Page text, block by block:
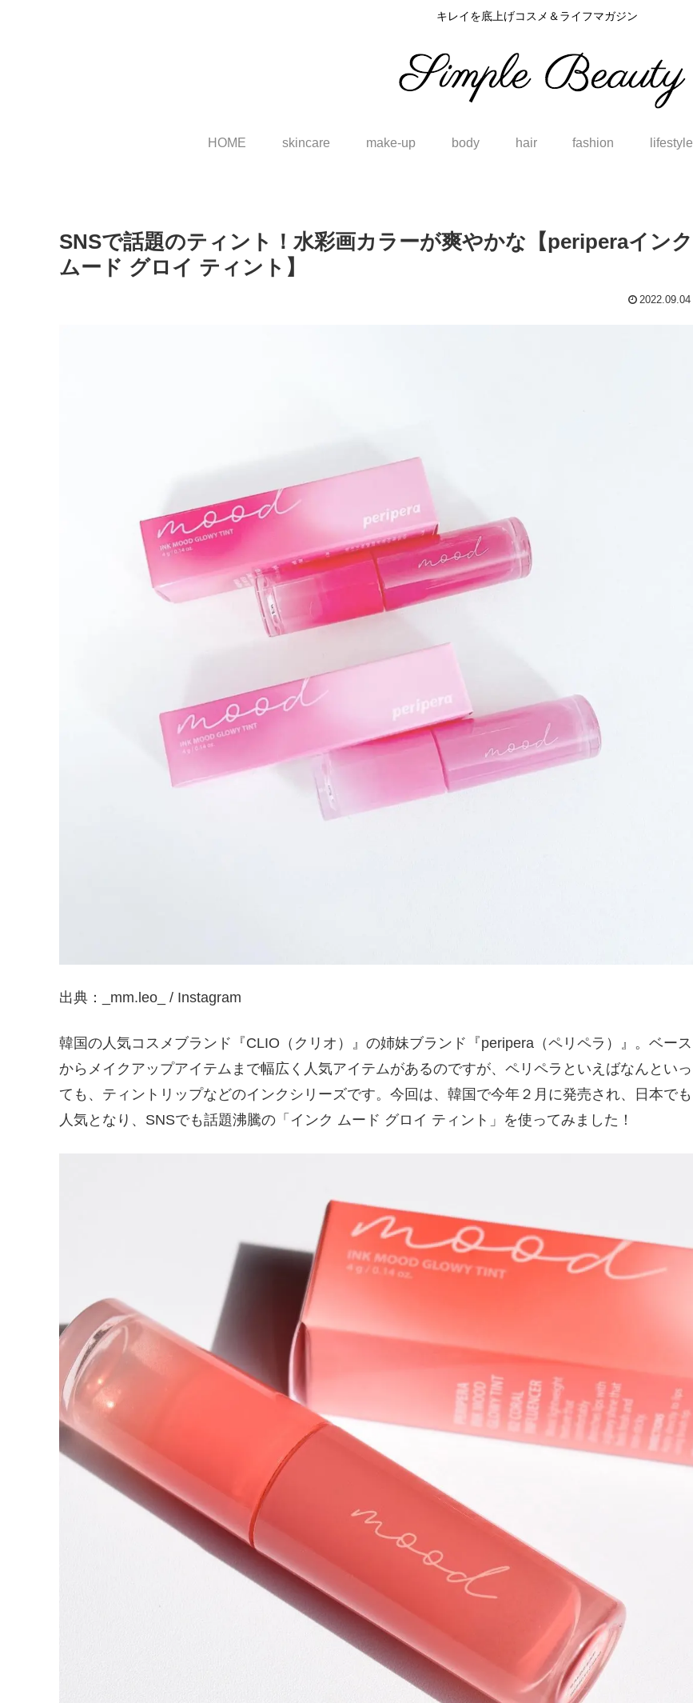
キレイを底上げコスメ＆ライフマガジン
HOME skincare make-up body hair fashion lifestyle
SNSで話題のティント！水彩画カラーが爽やかな【periperaインク
ムード グロイ ティント】
2022.09.04
出典：_mm.leo_ / Instagram
韓国の人気コスメブランド『CLIO（クリオ）』の姉妹ブランド『peripera（ペリペラ）』。ベース
からメイクアップアイテムまで幅広く人気アイテムがあるのですが、ペリペラといえばなんといっ
ても、ティントリップなどのインクシリーズです。今回は、韓国で今年２月に発売され、日本でも
人気となり、SNSでも話題沸騰の「インク ムード グロイ ティント」を使ってみました！